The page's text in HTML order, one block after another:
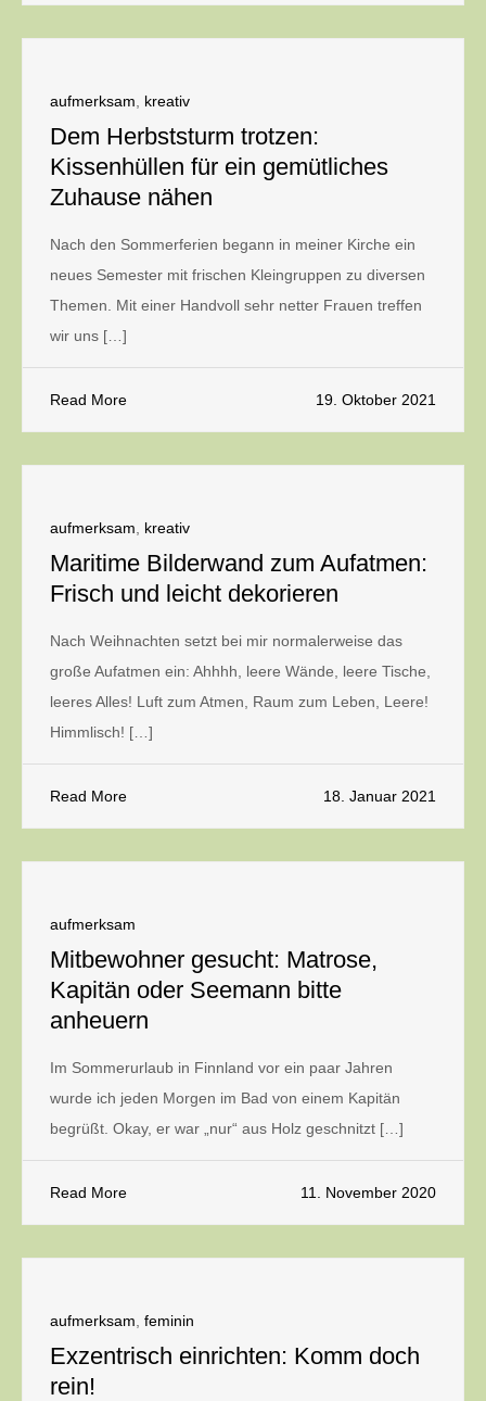
aufmerksam kreativ
Dem Herbststurm trotzen:
Kissenhüllen für ein gemütliches
Zuhause nähen
Nach den Sommerferien begann in meiner Kirche ein
neues Semester mit frischen Kleingruppen zu diversen
Themen. Mit einer Handvoll sehr netter Frauen treffen
wir uns […]
Read More 19. Oktober 2021
aufmerksam kreativ
Maritime Bilderwand zum Aufatmen:
Frisch und leicht dekorieren
Nach Weihnachten setzt bei mir normalerweise das
große Aufatmen ein: Ahhhh, leere Wände, leere Tische,
leeres Alles! Luft zum Atmen, Raum zum Leben, Leere!
Himmlisch! […]
Read More 18. Januar 2021
aufmerksam
Mitbewohner gesucht: Matrose,
Kapitän oder Seemann bitte
anheuern
Im Sommerurlaub in Finnland vor ein paar Jahren
wurde ich jeden Morgen im Bad von einem Kapitän
begrüßt. Okay, er war „nur“ aus Holz geschnitzt […]
Read More 11. November 2020
aufmerksam feminin
Exzentrisch einrichten: Komm doch
rein!